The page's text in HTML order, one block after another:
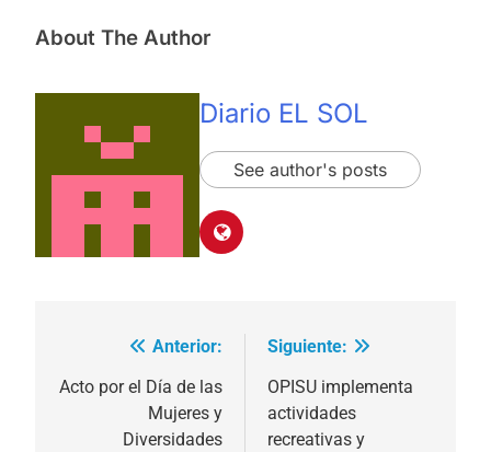
About The Author
Diario EL SOL
See author's posts
Navegación
de
entradas
Anterior:
Acto por el Día de las
Mujeres y
Diversidades
Siguiente:
OPISU implementa
actividades
recreativas y